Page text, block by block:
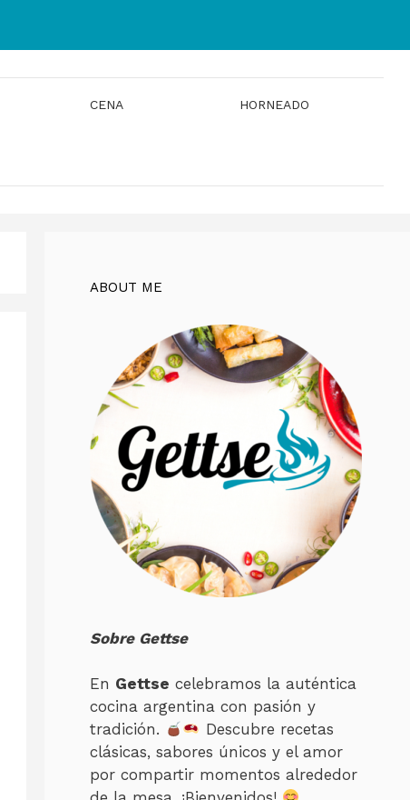
CENA HORNEADO
ABOUT ME
Sobre Gettse
En Gettse celebramos la auténtica
cocina argentina con pasión y
tradición.
Descubre recetas
clásicas, sabores únicos y el amor
por compartir momentos alrededor